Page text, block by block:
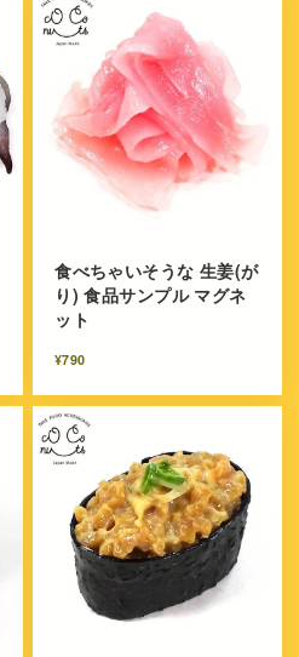
食べちゃいそうな 生姜(が
り) 食品サンプル マグネ
ット
¥790